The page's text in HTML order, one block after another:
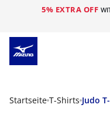
5% EXTRA OFF
Startseite T-Shirts Judo